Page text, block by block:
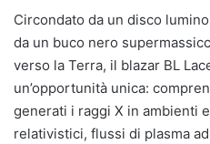
Circondato da un disco
da un buco nero
verso la Terra, il blazar BL
un’opportunità unica:
generati i raggi X in ambienti
relativistici, flussi di plasma